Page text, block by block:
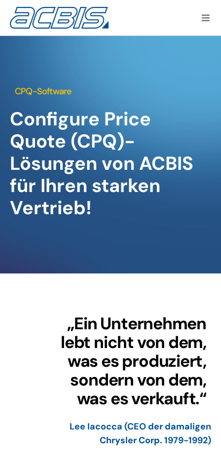
Zum
Inhalt
springen
CPQ-Software
Configure Price
Quote (CPQ)-
Lösungen von ACBIS
für Ihren starken
Vertrieb!
„Ein Unternehmen
lebt nicht von dem,
was es produziert,
sondern von dem,
was es verkauft.“
Lee Iacocca (CEO der damaligen
Chrysler Corp. 1979-1992)